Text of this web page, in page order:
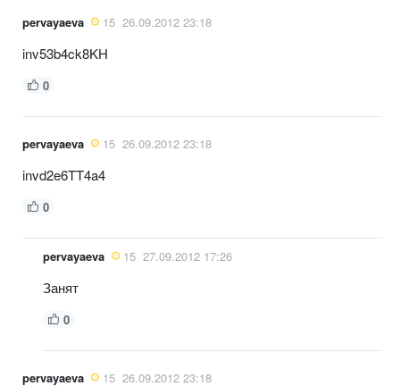
pervayaeva 15 26.09.2012 23:18
inv53b4ck8KH
0
pervayaeva 15 26.09.2012 23:18
invd2e6TT4a4
0
pervayaeva 15 27.09.2012 17:26
Занят
0
pervayaeva 15 26.09.2012 23:18